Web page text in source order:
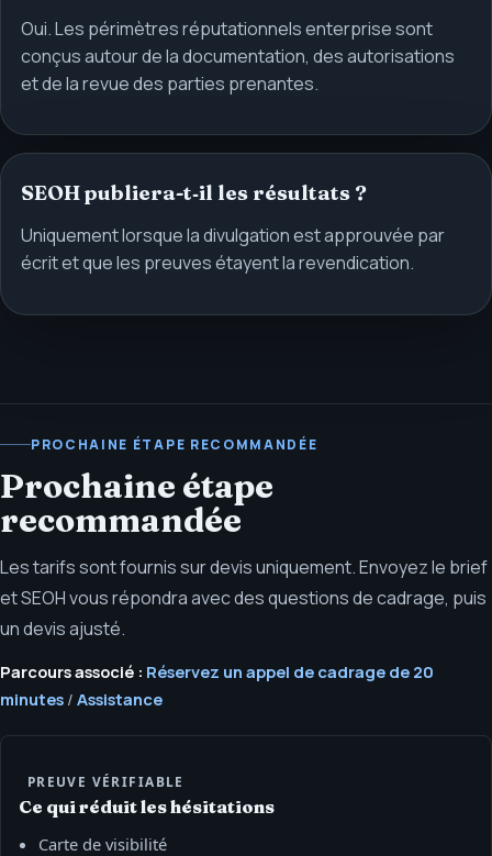
Oui. Les périmètres réputationnels enterprise sont
conçus autour de la documentation, des autorisations
et de la revue des parties prenantes.
SEOH publiera-t‑il les résultats ?
Uniquement lorsque la divulgation est approuvée par
écrit et que les preuves étayent la revendication.
PROCHAINE ÉTAPE RECOMMANDÉE
Prochaine étape
recommandée
Les tarifs sont fournis sur devis uniquement. Envoyez le brief
et SEOH vous répondra avec des questions de cadrage, puis
un devis ajusté.
Parcours associé : Réservez un appel de cadrage de 20
minutes / Assistance
PREUVE VÉRIFIABLE
Ce qui réduit les hésitations
Carte de visibilité